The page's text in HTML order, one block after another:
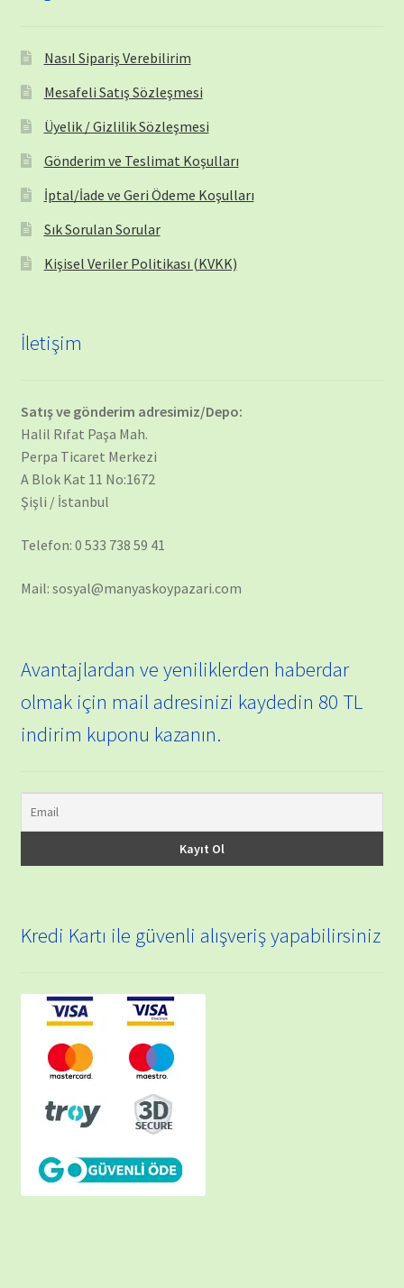
Nasıl Sipariş Verebilirim
Mesafeli Satış Sözleşmesi
Üyelik / Gizlilik Sözleşmesi
Gönderim ve Teslimat Koşulları
İptal/İade ve Geri Ödeme Koşulları
Sık Sorulan Sorular
Kişisel Veriler Politikası (KVKK)
İletişim
Satış ve gönderim adresimiz/Depo:
Halil Rıfat Paşa Mah.
Perpa Ticaret Merkezi
A Blok Kat 11 No:1672
Şişli / İstanbul
Telefon: 0 533 738 59 41
Mail: sosyal@manyaskoypazari.com
Avantajlardan ve yeniliklerden haberdar
olmak için mail adresinizi kaydedin 80 TL
indirim kuponu kazanın.
Kredi Kartı ile güvenli alışveriş yapabilirsiniz